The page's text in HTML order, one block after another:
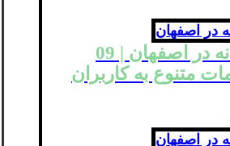
بهترین کتابخانه در اصفهان | 09
متنوع به کاربران